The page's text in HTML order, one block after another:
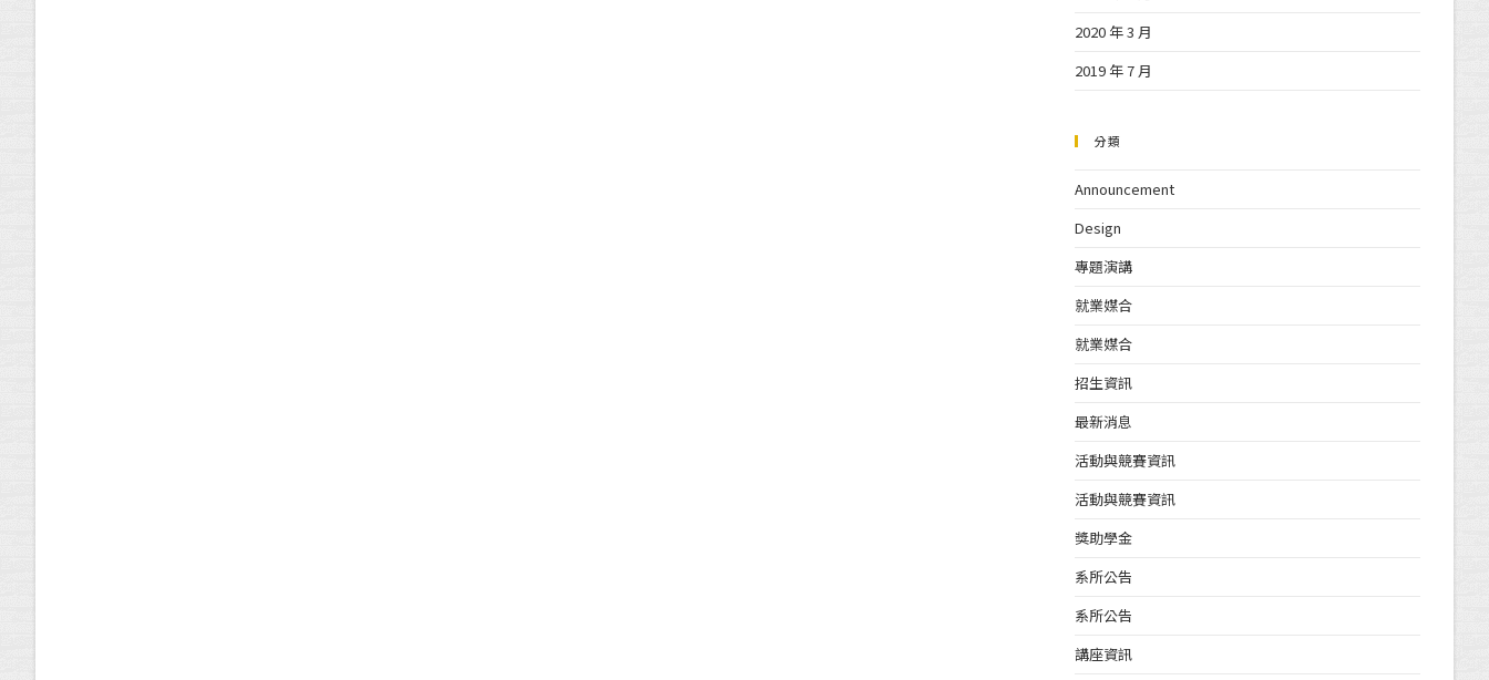
2020 年 3 月
2019 年 7 月
分類
Announcement
Design
專題演講
就業媒合
就業媒合
招生資訊
最新消息
活動與競賽資訊
活動與競賽資訊
獎助學金
系所公告
系所公告
講座資訊